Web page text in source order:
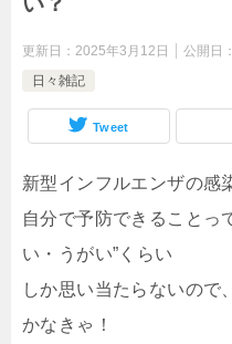
更新日： 2025年3月12日 公開日：
日々雑記
Tweet
新型インフルエンザの感
自分で予防できることっ
い・うがい”くらい
しか思い当たらないので
かなきゃ！